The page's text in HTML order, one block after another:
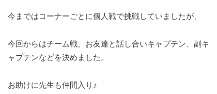
今まではコーナーごとに個人戦で挑戦していましたが、
今回からはチーム戦、お友達と話し合いキャプテン、副キ
ャプテンなどを決めました。
お助けに先生も仲間入り♪